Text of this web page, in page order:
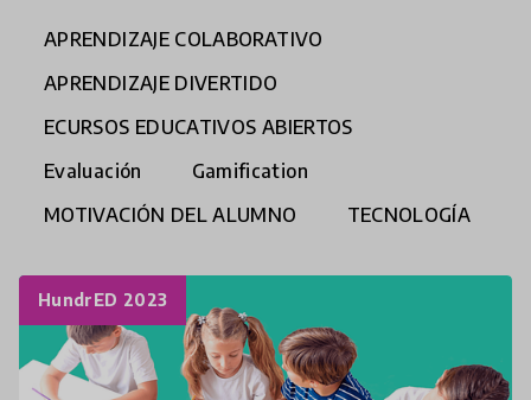
APRENDIZAJE COLABORATIVO
APRENDIZAJE DIVERTIDO
ECURSOS EDUCATIVOS ABIERTOS
Evaluación
Gamification
MOTIVACIÓN DEL ALUMNO
TECNOLOGÍA
HundrED 2023